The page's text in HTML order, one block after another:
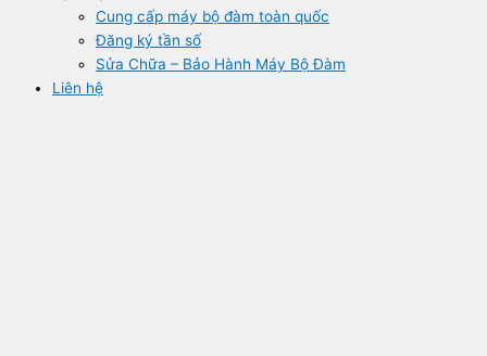
Cung cấp máy bộ đàm toàn quốc
Đăng ký tần số
Sửa Chữa – Bảo Hành Máy Bộ Đàm
Liên hệ